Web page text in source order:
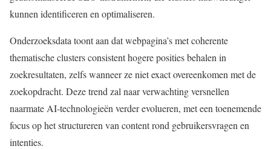
kunnen identificeren en optimaliseren.
Onderzoeksdata toont aan dat webpagina’s met coherente
thematische clusters consistent hogere posities behalen in
zoekresultaten, zelfs wanneer ze niet exact overeenkomen met de
zoekopdracht. Deze trend zal naar verwachting versnellen
naarmate AI-technologieën verder evolueren, met een toenemende
focus op het structureren van content rond gebruikersvragen en
intenties.